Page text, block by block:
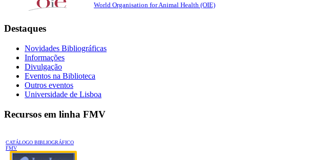
World Organisation for Animal Health (OIE)
Destaques
Novidades Bibliográficas
Informações
Divulgação
Eventos na Biblioteca
Outros eventos
Universidade de Lisboa
Recursos em linha FMV
CATÁLOGO BIBLIOGRÁFICO
FMV